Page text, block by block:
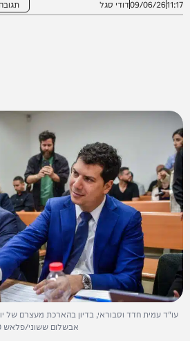
11:17
09/06/26דודי סגל
עו"ד עמית חדד וסבוראי, בדיון בהארכת מעצרם של
אבשלום ששוני/פלאש 90